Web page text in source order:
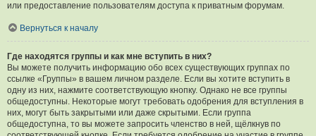
или предоставление пользователям доступа к приватным форумам.
Вернуться к началу
Где находятся группы и как мне вступить в них?
Вы можете получить информацию обо всех существующих группах по
ссылке «Группы» в вашем личном разделе. Если вы хотите вступить в
одну из них, нажмите соответствующую кнопку. Однако не все группы
общедоступны. Некоторые могут требовать одобрения для вступления в
них, могут быть закрытыми или даже скрытыми. Если группа
общедоступна, то вы можете запросить членство в ней, щёлкнув по